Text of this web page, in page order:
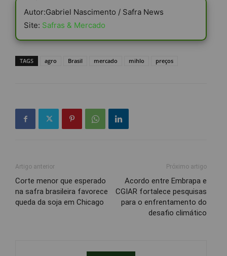
Autor:Gabriel Nascimento / Safra News
Site: Safras & Mercado
TAGS agro Brasil mercado mihlo preços
Artigo anterior
Corte menor que esperado
na safra brasileira favorece
queda da soja em Chicago
Próximo artigo
Acordo entre Embrapa e
CGIAR fortalece pesquisas
para o enfrentamento do
desafio climático